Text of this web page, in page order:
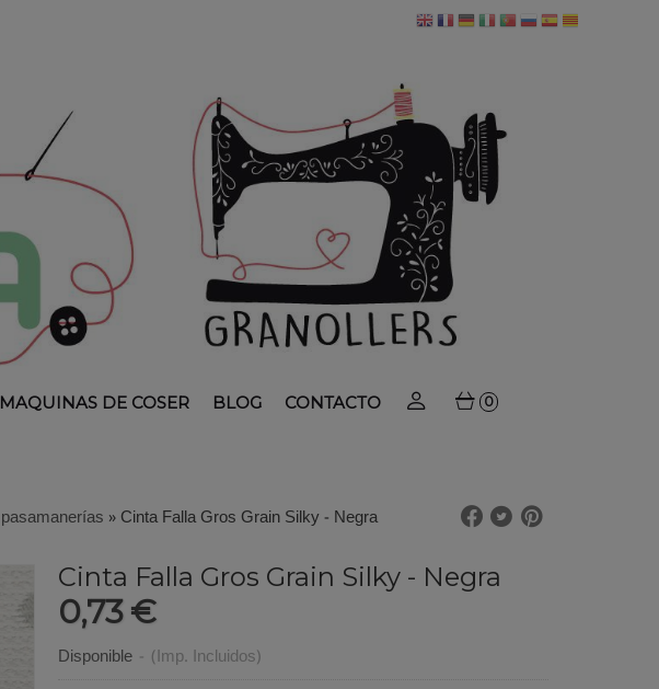
MAQUINAS DE COSER BLOG CONTACTO 0
»Cinta Falla Gros Grain Silky - Negra
Cinta Falla Gros Grain Silky - Negra
0,73 €
Disponible - (Imp. Incluidos)